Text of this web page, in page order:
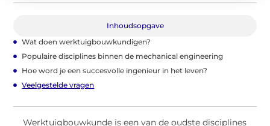
Inhoudsopgave
Wat doen werktuigbouwkundigen?
Populaire disciplines binnen de mechanical engineering
Hoe word je een succesvolle ingenieur in het leven?
Veelgestelde vragen
Werktuigbouwkunde is een van de oudste disciplines